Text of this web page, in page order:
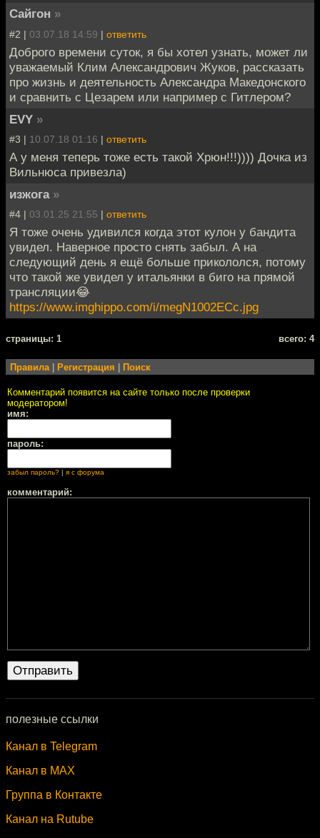
Сайгон »
#2 | 03.07.18 14:59 | ответить
Доброго времени суток, я бы хотел узнать, может ли
уважаемый Клим Александрович Жуков, рассказать
про жизнь и деятельность Александра Македонского
и сравнить с Цезарем или например с Гитлером?
EVY »
#3 | 10.07.18 01:16 | ответить
А у меня теперь тоже есть такой Хрюн!!!)))) Дочка из
Вильнюса привезла)
изжога »
#4 | 03.01.25 21:55 | ответить
Я тоже очень удивился когда этот кулон у бандита
увидел. Наверное просто снять забыл. А на
следующий день я ещё больше прикололся, потому
что такой же увидел у итальянки в биго на прямой
трансляции😂
https://www.imghippo.com/i/megN1002ECc.jpg
cтраницы: 1 всего: 4
Правила | Регистрация | Поиск
Комментарий появится на сайте только после проверки
модератором!
имя:
пароль:
забыл пароль? | я с форума
комментарий:
полезные ссылки
Канал в Telegram
Канал в MAX
Группа в Контакте
Канал на Rutube